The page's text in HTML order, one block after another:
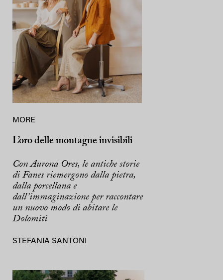
MORE
L’oro delle montagne invisibili
Con Aurona Ores, le antiche storie
di Fanes riemergono dalla pietra,
dalla porcellana e
dall’immaginazione per raccontare
un nuovo modo di abitare le
Dolomiti
STEFANIA SANTONI